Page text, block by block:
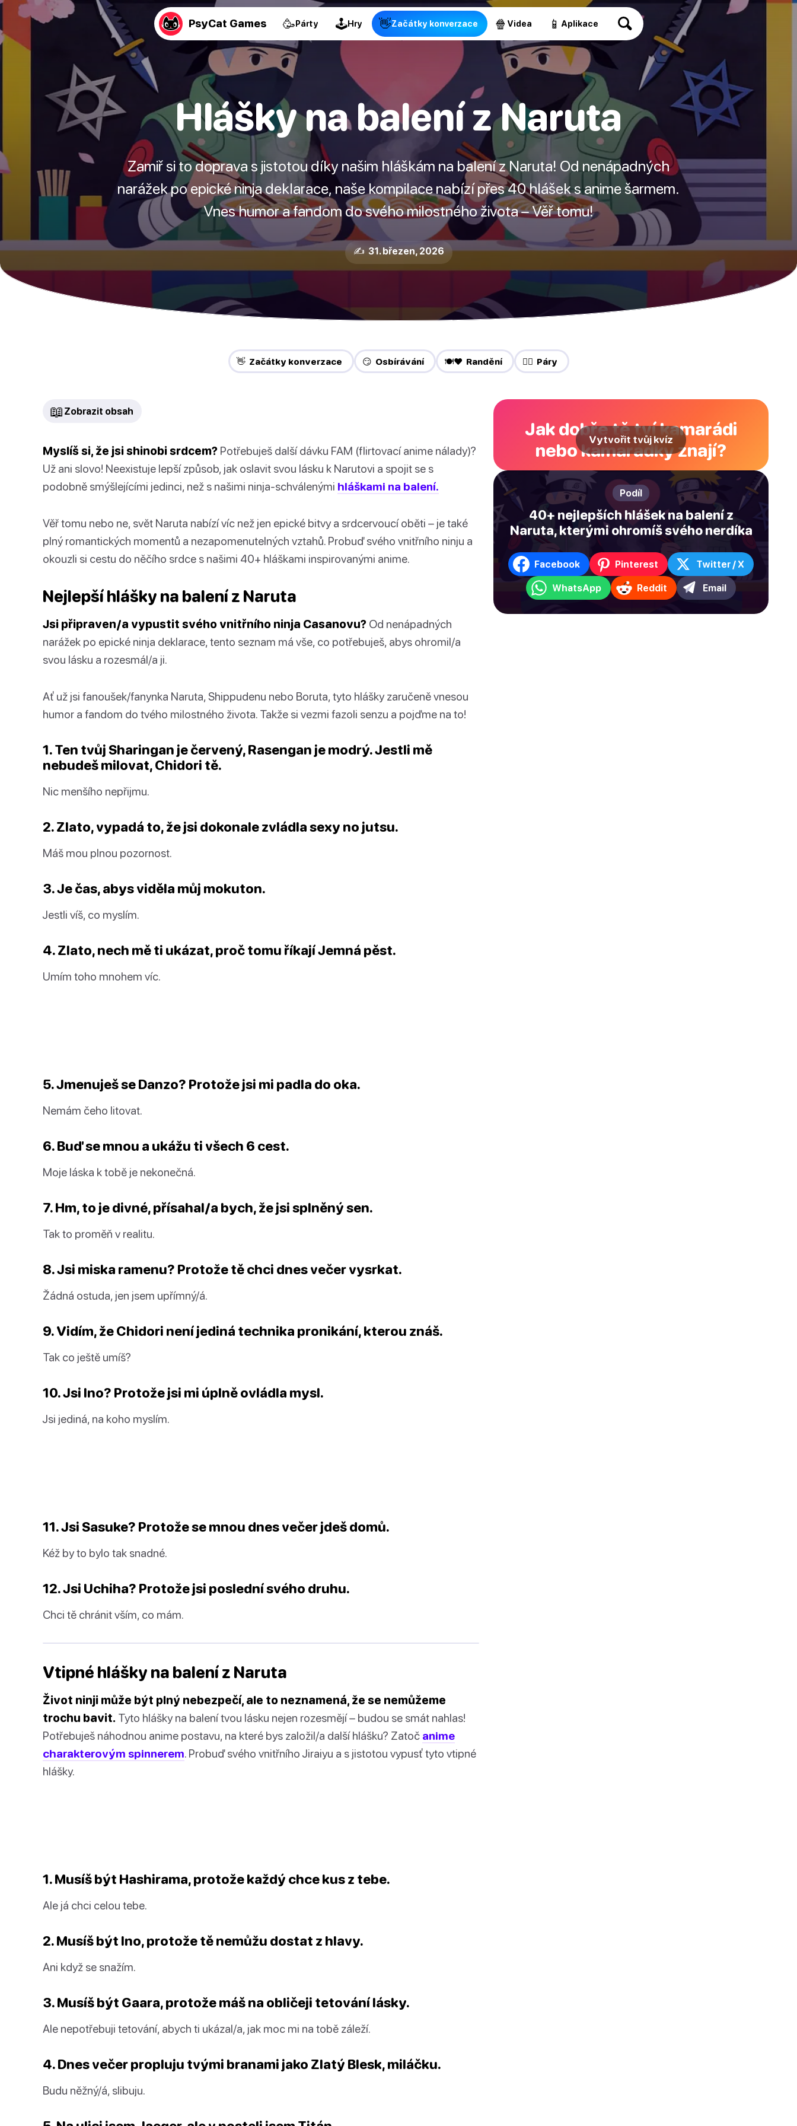
PsyCat Games 🥳Párty 🕹Hry 👋Začátky konverzace 🍿 Videa 📱 Aplikace
Hlášky na balení z Naruta
Zamiř si to doprava s jistotou díky našim hláškám na balení z Naruta! Od nenápadných
narážek po epické ninja deklarace, naše kompilace nabízí přes 40 hlášek s anime šarmem.
Vnes humor a fandom do svého milostného života – Věř tomu!
✍️ 31. březen, 2026
👋 Začátky konverzace 😏 Osbírávání 🍽️❤️ Randění ❤️‍🔥 Páry
📖 Zobrazit obsah
Myslíš si, že jsi shinobi srdcem? Potřebuješ další dávku FAM (flirtovací anime nálady)?
Už ani slovo! Neexistuje lepší způsob, jak oslavit svou lásku k Narutovi a spojit se s
podobně smýšlejícími jedinci, než s našimi ninja-schválenými hláškami na balení.
Věř tomu nebo ne, svět Naruta nabízí víc než jen epické bitvy a srdcervoucí oběti – je také
plný romantických momentů a nezapomenutelných vztahů. Probuď svého vnitřního ninju a
okouzli si cestu do něčího srdce s našimi 40+ hláškami inspirovanými anime.
Nejlepší hlášky na balení z Naruta
Jsi připraven/a vypustit svého vnitřního ninja Casanovu? Od nenápadných
narážek po epické ninja deklarace, tento seznam má vše, co potřebuješ, abys ohromil/a
svou lásku a rozesmál/a ji.
Ať už jsi fanoušek/fanynka Naruta, Shippudenu nebo Boruta, tyto hlášky zaručeně vnesou
humor a fandom do tvého milostného života. Takže si vezmi fazoli senzu a pojďme na to!
1. Ten tvůj Sharingan je červený, Rasengan je modrý. Jestli mě
nebudeš milovat, Chidori tě.
Nic menšího nepřijmu.
2. Zlato, vypadá to, že jsi dokonale zvládla sexy no jutsu.
Máš mou plnou pozornost.
3. Je čas, abys viděla můj mokuton.
Jestli víš, co myslím.
4. Zlato, nech mě ti ukázat, proč tomu říkají Jemná pěst.
Umím toho mnohem víc.
5. Jmenuješ se Danzo? Protože jsi mi padla do oka.
Nemám čeho litovat.
6. Buď se mnou a ukážu ti všech 6 cest.
Moje láska k tobě je nekonečná.
7. Hm, to je divné, přísahal/a bych, že jsi splněný sen.
Tak to proměň v realitu.
8. Jsi miska ramenu? Protože tě chci dnes večer vysrkat.
Žádná ostuda, jen jsem upřímný/á.
9. Vidím, že Chidori není jediná technika pronikání, kterou znáš.
Tak co ještě umíš?
10. Jsi Ino? Protože jsi mi úplně ovládla mysl.
Jsi jediná, na koho myslím.
11. Jsi Sasuke? Protože se mnou dnes večer jdeš domů.
Kéž by to bylo tak snadné.
12. Jsi Uchiha? Protože jsi poslední svého druhu.
Chci tě chránit vším, co mám.
Vtipné hlášky na balení z Naruta
Život ninji může být plný nebezpečí, ale to neznamená, že se nemůžeme
trochu bavit. Tyto hlášky na balení tvou lásku nejen rozesmějí – budou se smát nahlas!
Potřebuješ náhodnou anime postavu, na které bys založil/a další hlášku? Zatoč anime
charakterovým spinnerem. Probuď svého vnitřního Jiraiyu a s jistotou vypusť tyto vtipné
hlášky.
1. Musíš být Hashirama, protože každý chce kus z tebe.
Ale já chci celou tebe.
2. Musíš být Ino, protože tě nemůžu dostat z hlavy.
Ani když se snažím.
3. Musíš být Gaara, protože máš na obličeji tetování lásky.
Ale nepotřebuji tetování, abych ti ukázal/a, jak moc mi na tobě záleží.
4. Dnes večer propluju tvými branami jako Zlatý Blesk, miláčku.
Budu něžný/á, slibuju.
Jak dobře tě tví kamarádi
nebo kamarádky znají?
Vytvořit tvůj kvíz
Podíl
40+ nejlepších hlášek na balení z
Naruta, kterými ohromíš svého nerdíka
Facebook Pinterest Twitter / X
WhatsApp Reddit Email